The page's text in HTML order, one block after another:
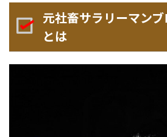
元社畜サラリーマン
とは